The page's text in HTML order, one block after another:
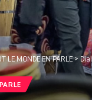
LE MONDE EN PARLE>